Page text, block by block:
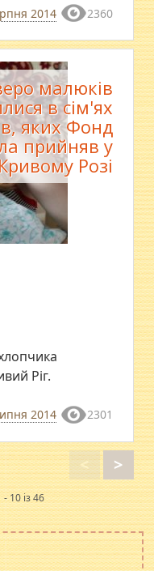
2014 2360
малюків
в сім'ях
яких Фонд
прийняв у
Кривому Розі
Ріг.
2014 2301
< >
10 із 46